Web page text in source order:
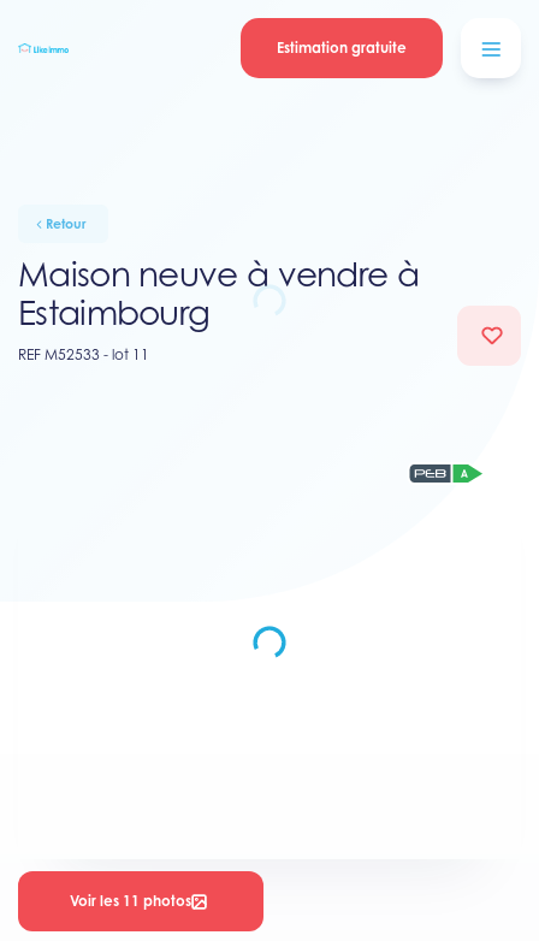
Estimation gratuite
Retour
Maison neuve à vendre à
Estaimbourg
REF M52533 - lot 11
Voir les 11 photos